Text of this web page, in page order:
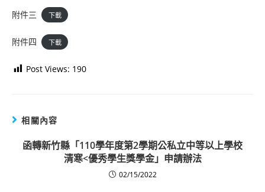
附件三 下載
附件四 下載
Post Views: 190
相關內容
函轉新竹縣「110學年度第2學期公私立中等以上學校
清寒<優秀學生獎學金」申請辦法
02/15/2022